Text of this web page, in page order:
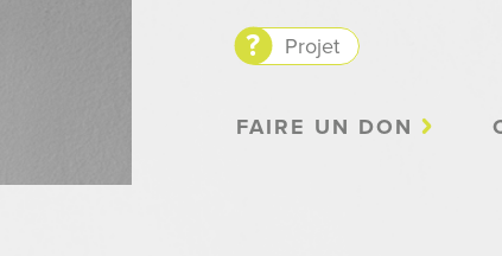
Projet
FAIRE UN DON